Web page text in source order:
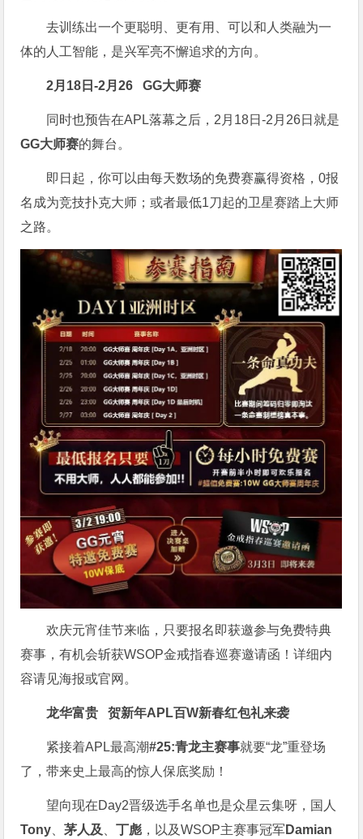
去训练出一个更聪明、更有用、可以和人类融为一
体的人工智能，是兴军亮不懈追求的方向。
2月18日-2月26GG大师赛
同时也预告在APL落幕之后，2月18日-2月26日就是
GG大师赛的舞台。
即日起，你可以由每天数场的免费赛赢得资格，0报
名成为竞技扑克大师；或者最低1刀起的卫星赛踏上大师
之路。
欢庆元宵佳节来临，只要报名即获邀参与免费特典
赛事，有机会斩获WSOP金戒指春巡赛邀请函！详细内
容请见海报或官网。
龙华富贵 贺新年APL百W新春红包礼来袭
紧接着APL最高潮#25:青龙主赛事就要“龙”重登场
了，带来史上最高的惊人保底奖励！
望向现在Day2晋级选手名单也是众星云集呀，国人
Tony 、茅人及 、丁彪 ，以及WSOP主赛事冠军Damian